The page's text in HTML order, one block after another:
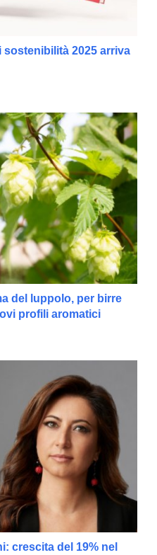
2025 arriva
del luppolo, per birre
profili aromatici
crescita del 19% nel